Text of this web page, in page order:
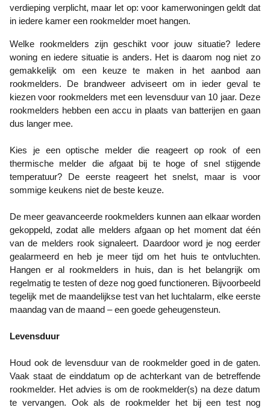
verdieping verplicht, maar let op: voor kamerwoningen geldt dat
in iedere kamer een rookmelder moet hangen.
Welke rookmelders zijn geschikt voor jouw situatie? Iedere
woning en iedere situatie is anders. Het is daarom nog niet zo
gemakkelijk om een keuze te maken in het aanbod aan
rookmelders. De brandweer adviseert om in ieder geval te
kiezen voor rookmelders met een levensduur van 10 jaar. Deze
rookmelders hebben een accu in plaats van batterijen en gaan
dus langer mee.
Kies je een optische melder die reageert op rook of een
thermische melder die afgaat bij te hoge of snel stijgende
temperatuur? De eerste reageert het snelst, maar is voor
sommige keukens niet de beste keuze.
De meer geavanceerde rookmelders kunnen aan elkaar worden
gekoppeld, zodat alle melders afgaan op het moment dat één
van de melders rook signaleert. Daardoor word je nog eerder
gealarmeerd en heb je meer tijd om het huis te ontvluchten.
Hangen er al rookmelders in huis, dan is het belangrijk om
regelmatig te testen of deze nog goed functioneren. Bijvoorbeeld
tegelijk met de maandelijkse test van het luchtalarm, elke eerste
maandag van de maand – een goede geheugensteun.
Levensduur
Houd ook de levensduur van de rookmelder goed in de gaten.
Vaak staat de einddatum op de achterkant van de betreffende
rookmelder. Het advies is om de rookmelder(s) na deze datum
te vervangen. Ook als de rookmelder het bij een test nog